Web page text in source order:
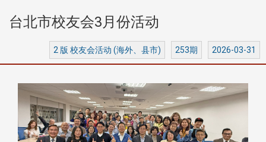
台北市校友会3月份活动
2 版 校友会活动 (海外、县市) 253期 2026-03-31